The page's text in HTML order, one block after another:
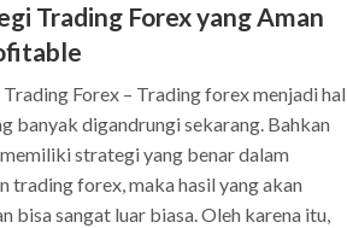
Trading Forex yang Aman
Forex – Trading forex menjadi hal
banyak digandrungi sekarang. Bahkan
strategi yang benar dalam
trading forex, maka hasil yang akan
bisa sangat luar biasa. Oleh karena itu,